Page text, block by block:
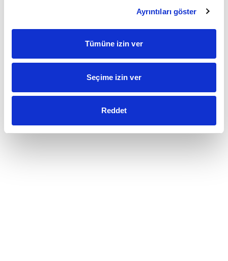
Ayrıntıları göster
Tümüne izin ver
Seçime izin ver
Reddet